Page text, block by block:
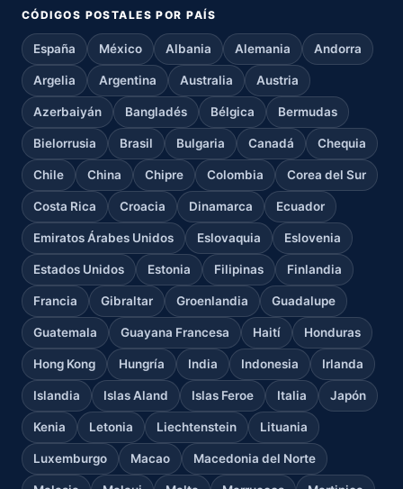
CÓDIGOS POSTALES POR PAÍS
España México Albania Alemania Andorra
Argelia Argentina Australia Austria
Azerbaiyán Bangladés Bélgica Bermudas
Bielorrusia Brasil Bulgaria Canadá Chequia
Chile China Chipre Colombia Corea del Sur
Costa Rica Croacia Dinamarca Ecuador
Emiratos Árabes Unidos Eslovaquia Eslovenia
Estados Unidos Estonia Filipinas Finlandia
Francia Gibraltar Groenlandia Guadalupe
Guatemala Guayana Francesa Haití Honduras
Hong Kong Hungría India Indonesia Irlanda
Islandia Islas Aland Islas Feroe Italia Japón
Kenia Letonia Liechtenstein Lituania
Luxemburgo Macao Macedonia del Norte